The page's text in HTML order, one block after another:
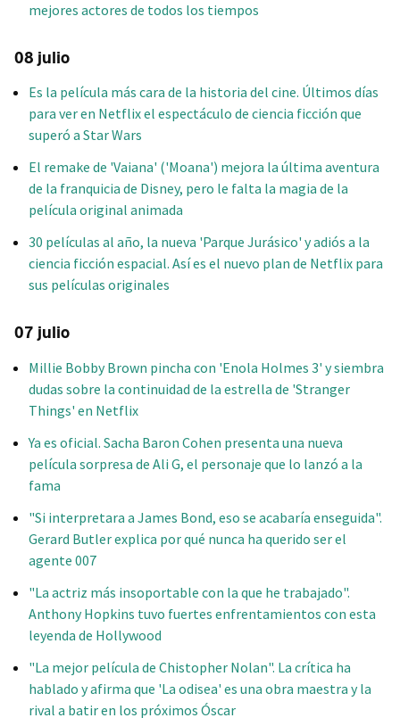
mejores actores de todos los tiempos
08 julio
Es la película más cara de la historia del cine. Últimos días
para ver en Netflix el espectáculo de ciencia ficción que
superó a Star Wars
El remake de 'Vaiana' ('Moana') mejora la última aventura
de la franquicia de Disney, pero le falta la magia de la
película original animada
30 películas al año, la nueva 'Parque Jurásico' y adiós a la
ciencia ficción espacial. Así es el nuevo plan de Netflix para
sus películas originales
07 julio
Millie Bobby Brown pincha con 'Enola Holmes 3' y siembra
dudas sobre la continuidad de la estrella de 'Stranger
Things' en Netflix
Ya es oficial. Sacha Baron Cohen presenta una nueva
película sorpresa de Ali G, el personaje que lo lanzó a la
fama
"Si interpretara a James Bond, eso se acabaría enseguida".
Gerard Butler explica por qué nunca ha querido ser el
agente 007
"La actriz más insoportable con la que he trabajado".
Anthony Hopkins tuvo fuertes enfrentamientos con esta
leyenda de Hollywood
"La mejor película de Chistopher Nolan". La crítica ha
hablado y afirma que 'La odisea' es una obra maestra y la
rival a batir en los próximos Óscar